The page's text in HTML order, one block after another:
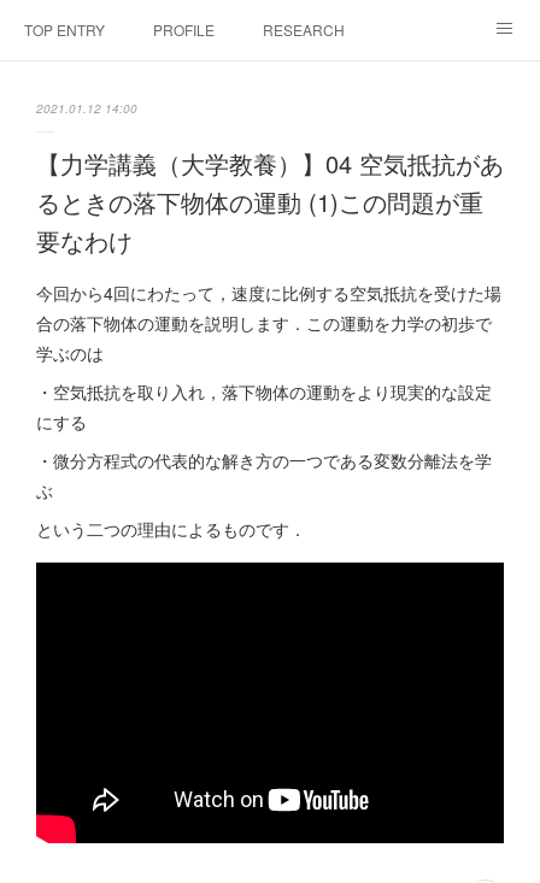
TOP ENTRY PROFILE RESEARCH
PHYSIS ENTERTAINMENT
2021.01.12 14:00
【力学講義（大学教養）】04 空気抵抗があ
るときの落下物体の運動 (1)この問題が重
要なわけ
今回から4回にわたって，速度に比例する空気抵抗を受けた場
合の落下物体の運動を説明します．この運動を力学の初歩で
学ぶのは
・空気抵抗を取り入れ，落下物体の運動をより現実的な設定
にする
・微分方程式の代表的な解き方の一つである変数分離法を学
ぶ
という二つの理由によるものです．